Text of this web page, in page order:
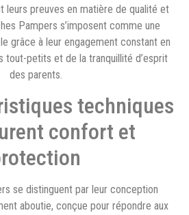
leurs preuves en matière de qualité et
Pampers s’imposent comme une
grâce à leur engagement constant en
tout-petits et de la tranquillité d’esprit
des parents.
techniques
confort et
se distinguent par leur conception
aboutie, conçue pour répondre aux